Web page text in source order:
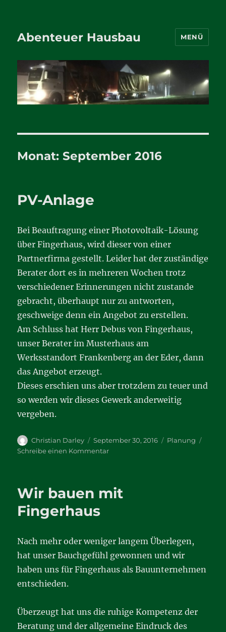
Abenteuer Hausbau MENÜ
Monat:September 2016
PV-Anlage
Bei Beauftragung einer Photovoltaik-Lösung
über Fingerhaus, wird dieser von einer
Partnerfirma gestellt. Leider hat der zuständige
Berater dort es in mehreren Wochen trotz
verschiedener Erinnerungen nicht zustande
gebracht, überhaupt nur zu antworten,
geschweige denn ein Angebot zu erstellen.
Am Schluss hat Herr Debus von Fingerhaus,
unser Berater im Musterhaus am
Werksstandort Frankenberg an der Eder, dann
das Angebot erzeugt.
Dieses erschien uns aber trotzdem zu teuer und
so werden wir dieses Gewerk anderweitig
vergeben.
Autor
Christian Darley
Veröffentlicht
am
September 30, 2016 Kategorien
Planung
Schreibe einen Kommentarzu
Wir bauen mit
Fingerhaus
Nach mehr oder weniger langem Überlegen,
hat unser Bauchgefühl gewonnen und wir
haben uns für Fingerhaus als Bauunternehmen
entschieden.
Überzeugt hat uns die ruhige Kompetenz der
Beratung und der allgemeine Eindruck des